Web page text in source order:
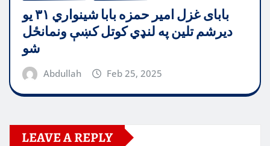
بابای غزل امیر حمزه بابا شینواري ۳۱ یو
دیرشم تلین په لنډي کوتل کښې ونمانځل
شو
Abdullah Feb 25, 2025
LEAVE A REPLY